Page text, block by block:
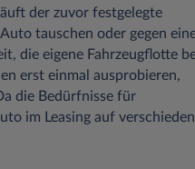
der zuvor festgelegte
tauschen oder gegen
die eigene Fahrzeugflotte
erst einmal ausprobieren,
die Bedürfnisse für
im Leasing auf